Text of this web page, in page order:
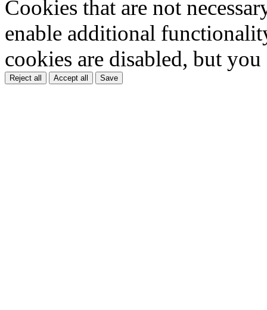
Cookies that are not
enable additional
cookies are disabled, but
Reject all Accept all Save